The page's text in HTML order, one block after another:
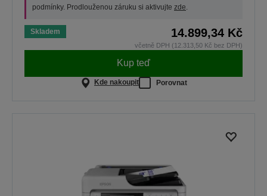
podmínky. Prodlouženou záruku si aktivujte zde.
Skladem 14.899,34 Kč
včetně DPH (12.313,50 Kč bez DPH)
Kup teď
Kde nakoupit Porovnat